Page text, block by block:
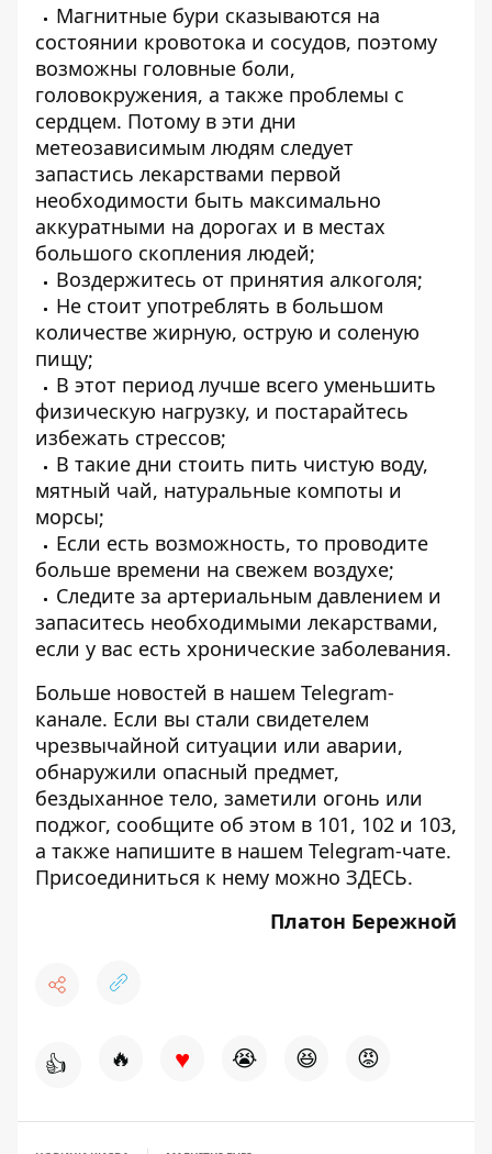
Магнитные бури сказываются на
состоянии кровотока и сосудов, поэтому
возможны головные боли,
головокружения, а также проблемы с
сердцем. Потому в эти дни
метеозависимым людям следует
запастись лекарствами первой
необходимости быть максимально
аккуратными на дорогах и в местах
большого скопления людей;
Воздержитесь от принятия алкоголя;
Не стоит употреблять в большом
количестве жирную, острую и соленую
пищу;
В этот период лучше всего уменьшить
физическую нагрузку, и постарайтесь
избежать стрессов;
В такие дни стоить пить чистую воду,
мятный чай, натуральные компоты и
морсы;
Если есть возможность, то проводите
больше времени на свежем воздухе;
Следите за артериальным давлением и
запаситесь необходимыми лекарствами,
если у вас есть хронические заболевания.
Больше новостей в нашем Telegram-
канале. Если вы стали свидетелем
чрезвычайной ситуации или аварии,
обнаружили опасный предмет,
бездыханное тело, заметили огонь или
поджог, сообщите об этом в 101, 102 и 103,
а также напишите в нашем Telegram-чате.
Присоединиться к нему можно ЗДЕСЬ.
Платон Бережной
👍 🔥 ♥ 😭 😆 😡